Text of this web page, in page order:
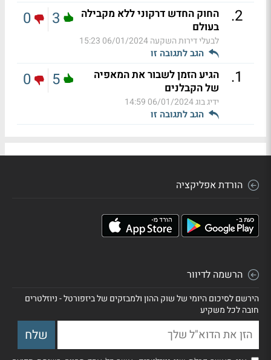
2
.
החוק החדש דרקוני ללא מקבילה
בעולם
לבעלי דירות השקעה06/01/2024 15:23
הגב לתגובה זו
3
0
1
.
הגיע הזמן לשבור את המאפיה
של הקבלנים
ידיג בוג06/01/2024 14:59
הגב לתגובה זו
5
0
הורדת אפליקציה
הרשמה לדיוור
הירשם לסיכום היומי של שוק ההון ולמבזקים של ביזפורטל - ניוזלטרים
חובה לכל משקיע